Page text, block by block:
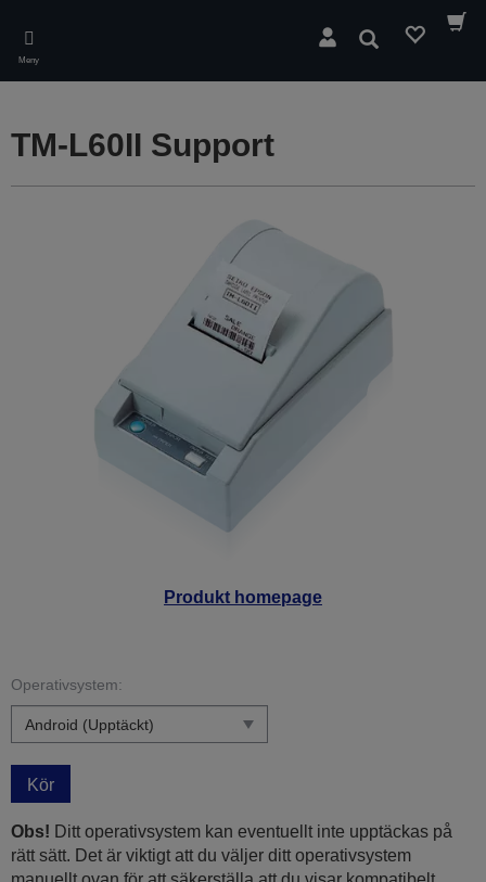
main
content
Meny
Sök
Produkt homepage
TM-L60II Support
Operativsystem:
Kör
Obs! Ditt operativsystem kan eventuellt inte upptäckas på
rätt sätt. Det är viktigt att du väljer ditt operativsystem